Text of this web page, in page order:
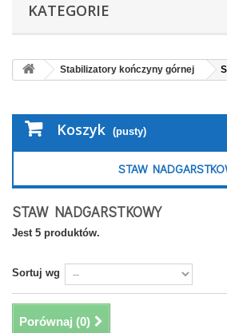
KATEGORIE
Stabilizatory kończyny górnej
Koszyk (pusty)
STAW
STAW NADGARSTKOWY
Jest 5 produktów.
Sortuj wg
Porównaj (0)